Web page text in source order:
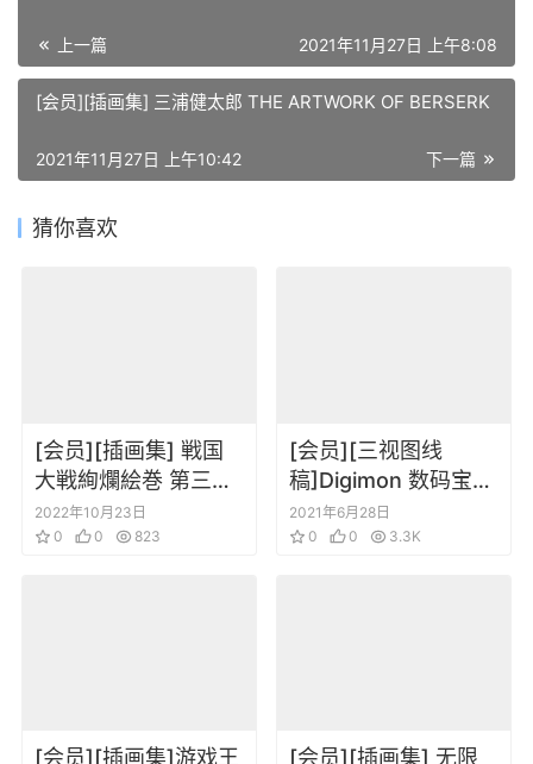
上一篇 2021年11月27日 上午8:08
[会员][插画集] 三浦健太郎 THE ARTWORK OF BERSERK
下一篇
2021年11月27日 上午10:42
猜你喜欢
[会员][插画集] 戦国
大戦絢爛絵巻 第三幕
~関八州に起つ~ –
sega
2022年10月23日
0
0 823
[会员][三视图线
稿]Digimon 数码宝贝
大冒险tri 数码暴龙 角
色三视图线稿场景设
2021年6月28日
0
0 3.3K
[会员][插画集]游戏王
[会员][插画集] 无限